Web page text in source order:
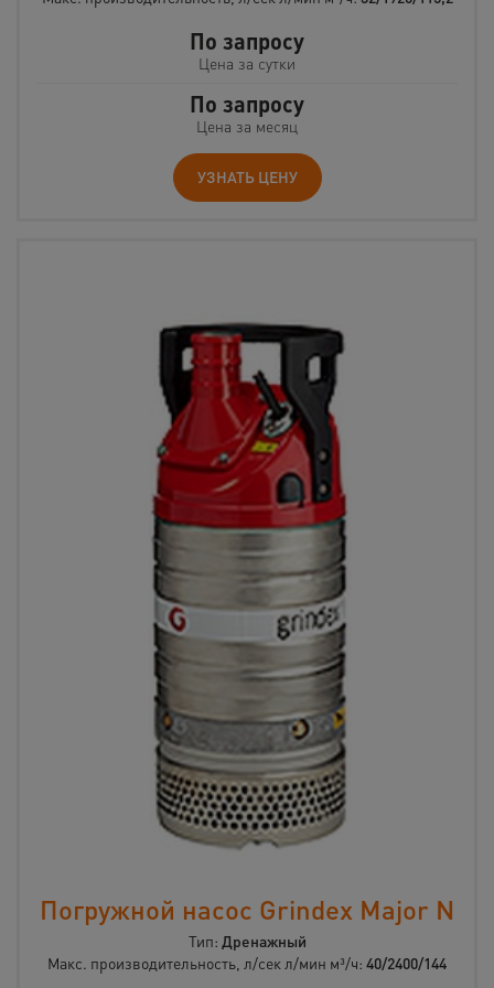
По запросу
Цена за сутки
По запросу
Цена за месяц
УЗНАТЬ ЦЕНУ
Погружной насос Grindex Major N
Тип: Дренажный
Макс. производительность, л/сек л/мин м³/ч: 40/2400/144